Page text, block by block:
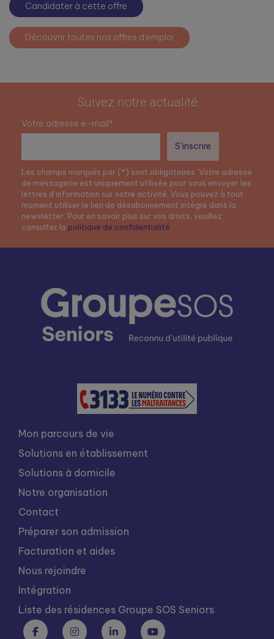
Candidater à cette offre
Découvrir toutes nos offres d’emploi
Suivez notre actualité
Votre adresse e-mail*
Les champs marqués par (*) sont obligatoires. Votre adresse
de messagerie est uniquement utilisée pour vous envoyer les
lettres d’information sur notre activité. Vous pouvez à tout
moment utiliser le lien de désabonnement intégré dans la
newsletter. Pour en savoir plus sur vos droits, veuillez
consulter la politique de confidentialité
Mon parcours de vie
Solutions en établissement
Solutions à domicile
Notre organisation
Contact
Préparer son admission
Facturation et aides
Nous rejoindre
Intégration
Liste des résidences Groupe SOS Seniors